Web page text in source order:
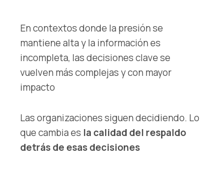
En contextos donde la presión se
mantiene alta y la información es
incompleta, las decisiones clave se
vuelven más complejas y con mayor
impacto
Las organizaciones siguen decidiendo. Lo
que cambia es la calidad del respaldo
detrás de esas decisiones